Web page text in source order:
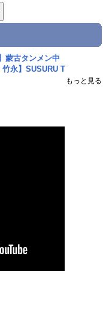
蒙古タンメン中
永】SUSURU T
もっと見る